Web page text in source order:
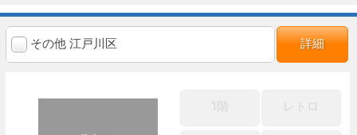
その他 江戸川区 詳細
1階 レトロ